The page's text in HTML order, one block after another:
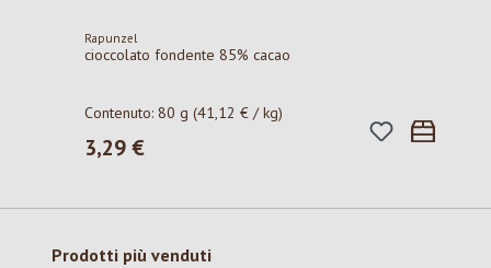
Rapunzel
cioccolato fondente 85% cacao
Contenuto:80 g(41,12 € / kg)
Prezzo normale:
3,29 €
Salta la galleria dei prodotti
Prodotti più venduti